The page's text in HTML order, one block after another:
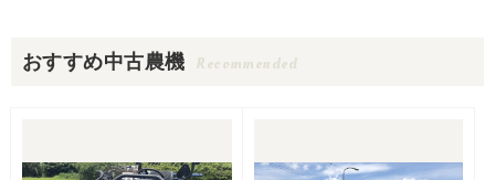
おすすめ中古農機 Recommended